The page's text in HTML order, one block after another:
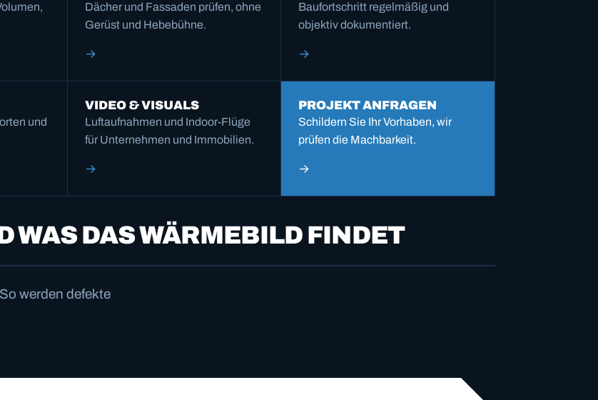
Dächer und Fassaden prüfen, ohne
Gerüst und Hebebühne.
→
Baufortschritt regelmäßig und
objektiv dokumentiert.
→
und
VIDEO & VISUALS
Luftaufnahmen und Indoor-Flüge
für Unternehmen und Immobilien.
→
PROJEKT ANFRAGEN
Schildern Sie Ihr Vorhaben, wir
prüfen die Machbarkeit.
→
WAS DAS WÄRMEBILD FINDET
werden defekte